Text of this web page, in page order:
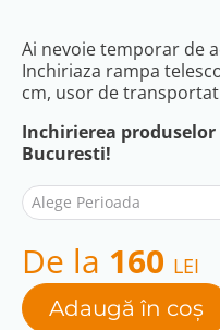
Ai nevoie temporar de
Inchiriaza rampa
cm, usor de
Inchirierea
Bucuresti!
Alege Perioada
De la 160 LEI
Adaugă în coș